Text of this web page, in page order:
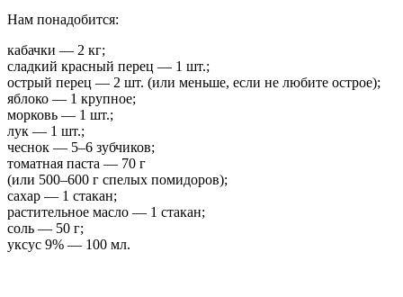
Нам понадобится:
кабачки — 2 кг;
сладкий красный перец — 1 шт.;
острый перец — 2 шт. (или меньше, если не любите острое);
яблоко — 1 крупное;
морковь — 1 шт.;
лук — 1 шт.;
чеснок — 5–6 зубчиков;
томатная паста — 70 г
(или 500–600 г спелых помидоров);
сахар — 1 стакан;
растительное масло — 1 стакан;
соль — 50 г;
уксус 9% — 100 мл.